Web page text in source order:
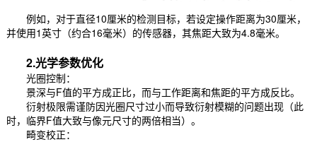
例如，对于直径10厘米的检测目标，若设定操作距离为30厘米，
并使用1英寸（约合16毫米）的传感器，其焦距大致为4.8毫米。
2.光学参数优化
光圈控制：
景深与F值的平方成正比，而与工作距离和焦距的平方成反比。
衍射极限需谨防因光圈尺寸过小而导致衍射模糊的问题出现（此
时，临界F值大致与像元尺寸的两倍相当）。
畸变校正：